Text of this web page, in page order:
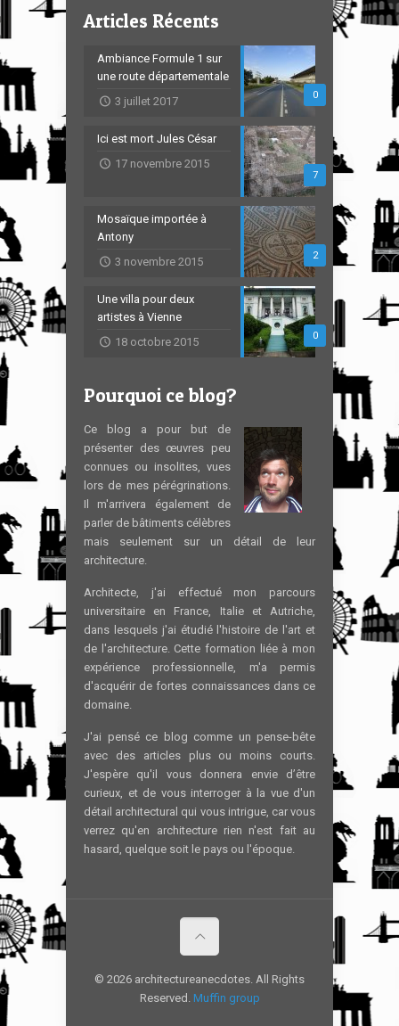
Articles Récents
0
Ambiance Formule 1 sur
une route départementale
3 juillet 2017
7
Ici est mort Jules César
17 novembre 2015
2
Mosaïque importée à
Antony
3 novembre 2015
0
Une villa pour deux
artistes à Vienne
18 octobre 2015
Pourquoi ce blog?
Ce blog a pour but de
présenter des œuvres peu
connues ou insolites, vues
lors de mes pérégrinations.
Il m'arrivera également de
parler de bâtiments célèbres
mais seulement sur un détail de leur
architecture.
Architecte, j'ai effectué mon parcours
universitaire en France, Italie et Autriche,
dans lesquels j'ai étudié l'histoire de l'art et
de l'architecture. Cette formation liée à mon
expérience professionnelle, m'a permis
d'acquérir de fortes connaissances dans ce
domaine.
J'ai pensé ce blog comme un pense-bête
avec des articles plus ou moins courts.
J'espère qu'il vous donnera envie d’être
curieux, et de vous interroger à la vue d'un
détail architectural qui vous intrigue, car vous
verrez qu'en architecture rien n'est fait au
hasard, quelque soit le pays ou l'époque.
© 2026 architectureanecdotes. All Rights
Reserved. Muffin group